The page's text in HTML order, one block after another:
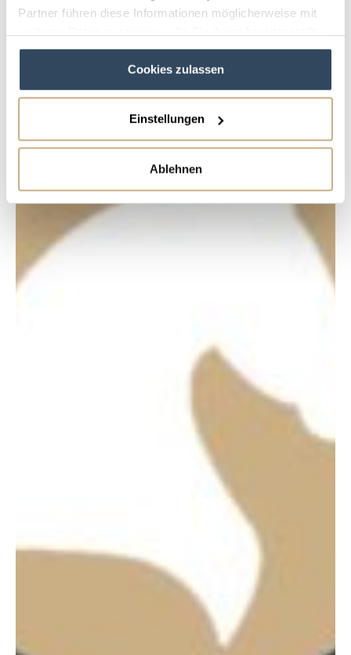
Partner führen diese Informationen möglicherweise mit
haben oder die sie im Rahmen Ihrer Nutzung der Dienste
Cookies zulassen
Einstellungen
Ablehnen